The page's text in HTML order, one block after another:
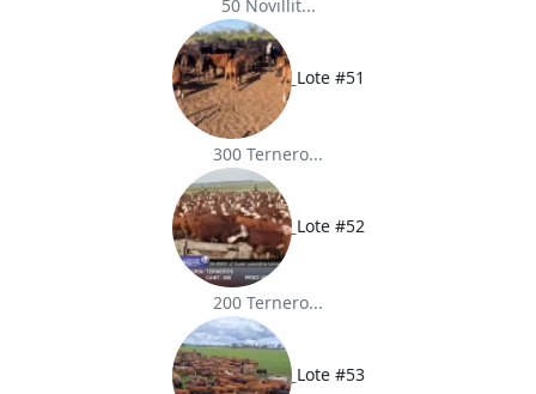
50 Novillit...
Lote #51
300 Ternero...
Lote #52
200 Ternero...
Lote #53